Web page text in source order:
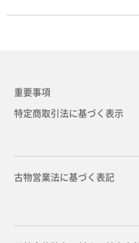
重要事項
特定商取引法に基づく表示
古物営業法に基づく表記